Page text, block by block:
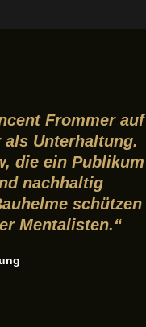
Frommer auf
Unterhaltung.
die ein Publikum
nachhaltig
schützen
Mentalisten.“